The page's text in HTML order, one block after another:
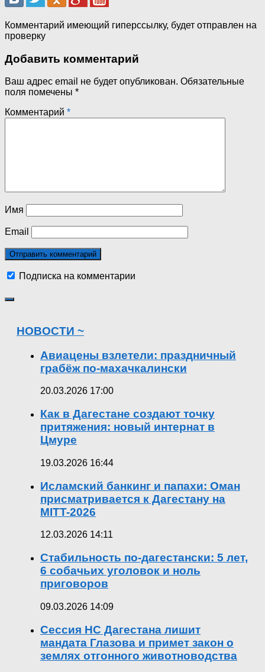
Комментарий имеющий гиперссылку, будет отправлен на
проверку
Добавить комментарий
Ваш адрес email не будет опубликован. Обязательные
поля помечены *
Комментарий *
Имя
Email
Подписка на комментарии
НОВОСТИ ~
Авиацены взлетели: праздничный
грабёж по-махачкалински
20.03.2026 17:00
Как в Дагестане создают точку
притяжения: новый интернат в
Цмуре
19.03.2026 16:44
Исламский банкинг и папахи: Оман
присматривается к Дагестану на
MITT-2026
12.03.2026 14:11
Стабильность по-дагестански: 5 лет,
6 собачьих уголовок и ноль
приговоров
09.03.2026 14:09
Сессия НС Дагестана лишит
мандата Глазова и примет закон о
землях отгонного животноводства